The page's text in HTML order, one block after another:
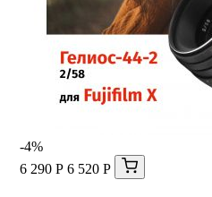
-4%
6 290 Р 6 520 Р